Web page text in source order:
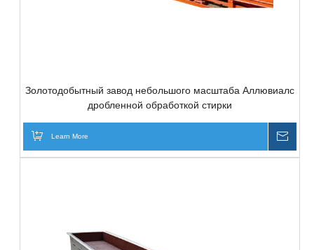
Золотодобытный завод небольшого масштаба Аллювиалс
дробленной обработкой стирки
Learn More